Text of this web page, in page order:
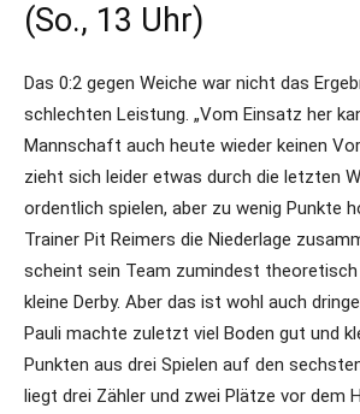
(So., 13 Uhr)
Das 0:2 gegen Weiche war nicht das
schlechten Leistung. „Vom Einsatz her
Mannschaft auch heute wieder keinen
zieht sich leider etwas durch die letzten
ordentlich spielen, aber zu wenig Punkte
Trainer Pit Reimers die Niederlage
scheint sein Team zumindest
kleine Derby. Aber das ist wohl auch
Pauli machte zuletzt viel Boden gut und
Punkten aus drei Spielen auf den
liegt drei Zähler und zwei Plätze vor dem